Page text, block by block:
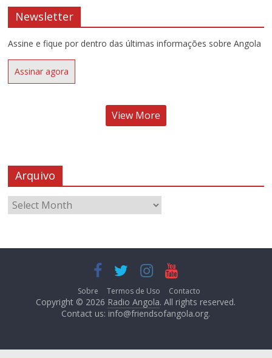
Newsletter
Assine e fique por dentro das últimas informações sobre Angola
Assinar agora
View More
Arquivo
Sobre Termos de Uso Contacto
Copyright © 2026 Radio Angola. All rights reserved.
Contact us: info@friendsofangola.org.